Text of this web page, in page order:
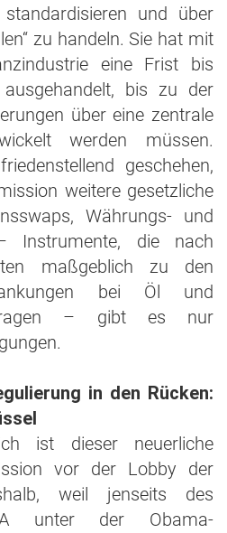
und über
zu handeln. Sie hat mit
eine Frist bis
bis zu der
über eine zentrale
werden müssen.
geschehen,
weitere gesetzliche
Währungs- und
Instrumente, die nach
maßgeblich zu den
bei Öl und
– gibt es nur
in den Rücken:
ist dieser neuerliche
vor der Lobby der
weil jenseits des
unter der Obama-